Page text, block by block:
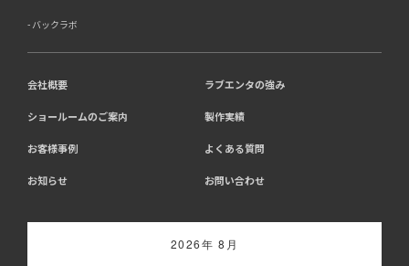
バックラボ
会社概要 ラブエンタの強み
ショールームのご案内 製作実績
お客様事例 よくある質問
お知らせ お問い合わせ
2026年 8月